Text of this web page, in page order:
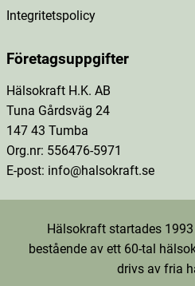
Integritetspolicy
Företagsuppgifter
Hälsokraft H.K. AB
Tuna Gårdsväg 24
147 43 Tumba
Org.nr: 556476-5971
E-post: info@halsokraft.se
Hälsokraft startades
bestående av ett 60-tal
drivs av fria